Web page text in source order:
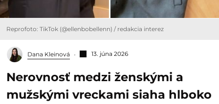
Reprofoto: TikTok (@ellenbobellenn) / redakcia interez
Dana Kleinová 13. júna 2026
Nerovnosť medzi ženskými a
mužskými vreckami siaha hlboko